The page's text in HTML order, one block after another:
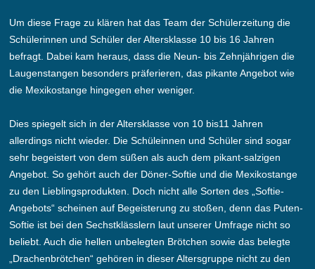
Um diese Frage zu klären hat das Team der Schülerzeitung die
Schülerinnen und Schüler der Altersklasse 10 bis 16 Jahren
befragt. Dabei kam heraus, dass die Neun- bis Zehnjährigen die
Laugenstangen besonders präferieren, das pikante Angebot wie
die Mexikostange hingegen eher weniger.
Dies spiegelt sich in der Altersklasse von 10 bis11 Jahren
allerdings nicht wieder. Die Schüleinnen und Schüler sind sogar
sehr begeistert von dem süßen als auch dem pikant-salzigen
Angebot. So gehört auch der Döner-Softie und die Mexikostange
zu den Lieblingsprodukten. Doch nicht alle Sorten des „Softie-
Angebots“ scheinen auf Begeisterung zu stoßen, denn das Puten-
Softie ist bei den Sechstklässlern laut unserer Umfrage nicht so
beliebt. Auch die hellen unbelegten Brötchen sowie das belegte
„Drachenbrötchen“ gehören in dieser Altersgruppe nicht zu den